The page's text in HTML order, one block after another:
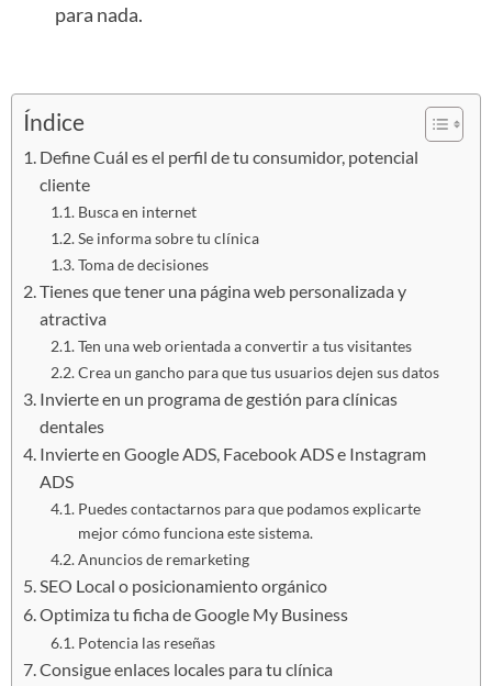
para nada.
Índice
Define Cuál es el perfil de tu consumidor, potencial
cliente
Busca en internet
Se informa sobre tu clínica
Toma de decisiones
Tienes que tener una página web personalizada y
atractiva
Ten una web orientada a convertir a tus visitantes
Crea un gancho para que tus usuarios dejen sus datos
Invierte en un programa de gestión para clínicas
dentales
Invierte en Google ADS, Facebook ADS e Instagram
ADS
Puedes contactarnos para que podamos explicarte
mejor cómo funciona este sistema.
Anuncios de remarketing
SEO Local o posicionamiento orgánico
Optimiza tu ficha de Google My Business
Potencia las reseñas
Consigue enlaces locales para tu clínica